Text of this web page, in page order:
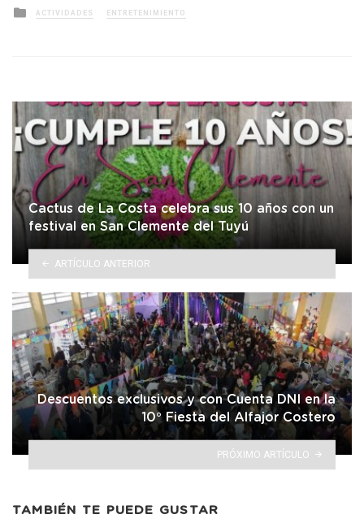
Posted
in
ACTIVIDADES ENTRETENIMIENTO
Cactus de La Costa celebra sus 10 años con un
festival en San Clemente del Tuyú
ARTÍCULO ANTERIOR
Descuentos exclusivos y con Cuenta DNI en la
10° Fiesta del Alfajor Costero
PRÓXIMO ARTÍCULO
TAMBIÉN TE PUEDE GUSTAR